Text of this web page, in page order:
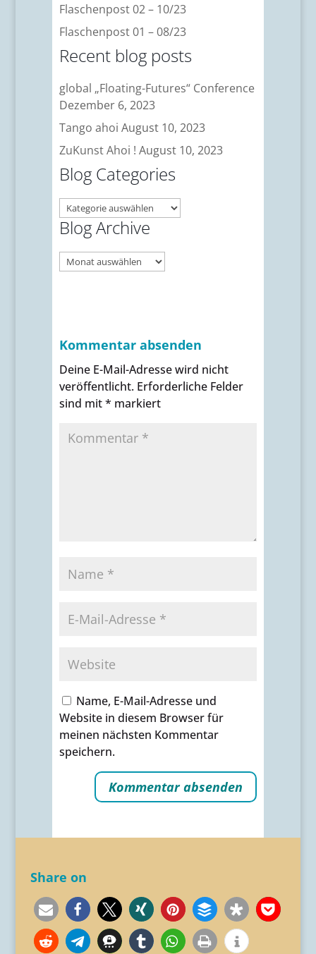
Flaschenpost 02 – 10/23
Flaschenpost 01 – 08/23
Recent blog posts
global „Floating-Futures“ Conference
Dezember 6, 2023
Tango ahoi August 10, 2023
ZuKunst Ahoi ! August 10, 2023
Blog Categories
Blog
Categories
Blog Archive
Blog
Archive
Kommentar absenden
Deine E-Mail-Adresse wird nicht
veröffentlicht. Erforderliche Felder
sind mit* markiert
Name, E-Mail-Adresse und
Website in diesem Browser für
meinen nächsten Kommentar
speichern.
Share on